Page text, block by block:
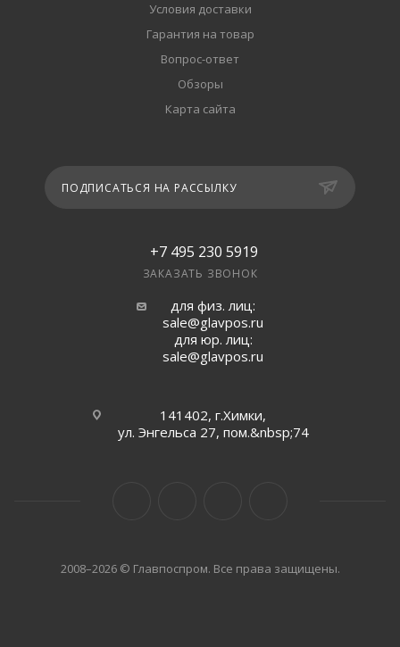
Условия доставки
Гарантия на товар
Вопрос-ответ
Обзоры
Карта сайта
ПОДПИСАТЬСЯ НА РАССЫЛКУ
+7 495 230 5919
ЗАКАЗАТЬ ЗВОНОК
для физ. лиц:
sale@glavpos.ru
для юр. лиц:
sale@glavpos.ru
141402, г.Химки,
ул. Энгельса 27, пом.&nbsp;74
2008–2026 © Главпоспром. Все права защищены.